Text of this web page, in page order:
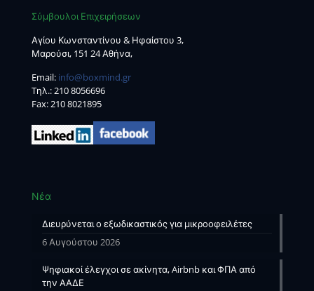
Σύμβουλοι Επιχειρήσεων
Αγίου Κωνσταντίνου & Ηφαίστου 3,
Μαρούσι, 151 24 Αθήνα,
Email: info@boxmind.gr
Tηλ.:210 8056696
Fax: 210 8021895
Νέα
Διευρύνεται ο εξωδικαστικός για μικροοφειλέτες
6 Αυγούστου 2026
Ψηφιακοί έλεγχοι σε ακίνητα, Airbnb και ΦΠΑ από
την ΑΑΔΕ